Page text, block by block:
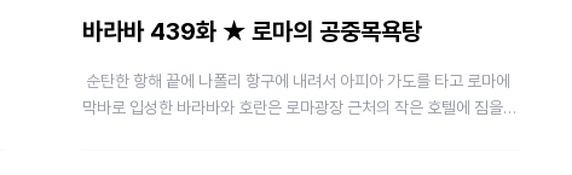
바라바 439화 ★ 로마의 공중목욕탕
순탄한 항해 끝에 나폴리 항구에 내려서 아피아 가도를 타고 로마에
막바로 입성한 바라바와 호란은 로마광장 근처의 작은 호텔에 짐을